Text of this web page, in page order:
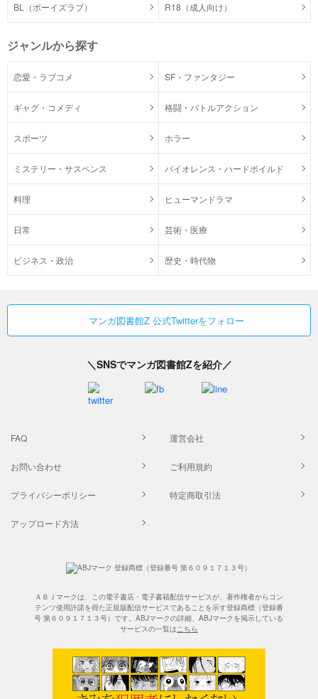
BL（ボーイズラブ） R18（成人向け）
ジャンルから探す
恋愛・ラブコメ SF・ファンタジー
ギャグ・コメディ 格闘・バトルアクション
スポーツ ホラー
ミステリー・サスペンス バイオレンス・ハードボイルド
料理 ヒューマンドラマ
日常 芸術・医療
ビジネス・政治 歴史・時代物
マンガ図書館Z 公式Twitterをフォロー
＼SNSでマンガ図書館Zを紹介／
FAQ 運営会社
お問い合わせ ご利用規約
プライバシーポリシー 特定商取引法
アップロード方法
ＡＢＪマークは、この電子書店・電子書籍配信サービスが、著作権者からコン
テンツ使用許諾を得た正規版配信サービスであることを示す登録商標（登録番
号 第６０９１７１３号）です。ABJマークの詳細、ABJマークを掲示している
サービスの一覧はこちら